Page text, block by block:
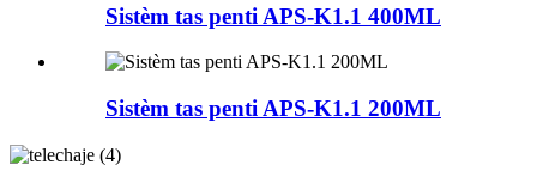
Sistèm tas penti APS-K1.1 400ML
Sistèm tas penti APS-K1.1 200ML